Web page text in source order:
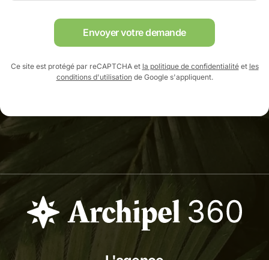
Envoyer votre demande
Ce site est protégé par reCAPTCHA et la politique de confidentialitéet les
conditions d'utilisationde Google s'appliquent.